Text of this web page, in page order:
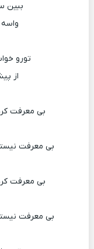
ببین
تورو
از
بی معرفت
بی معرفت
بی معرفت
بی معرفت